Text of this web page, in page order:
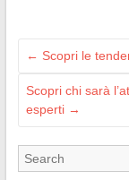
← Scopri le
Scopri chi sarà
esperti →